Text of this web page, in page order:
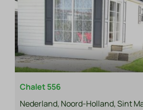
Chalet 556
Nederland, Noord-Holland, Sint